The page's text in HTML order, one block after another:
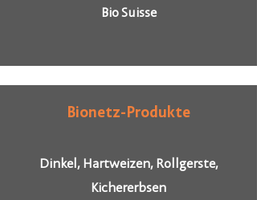
Bio Suisse
Bionetz-Produkte
Dinkel, Hartweizen, Rollgerste,
Kichererbsen